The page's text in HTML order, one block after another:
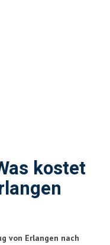
kostet
von Erlangen nach